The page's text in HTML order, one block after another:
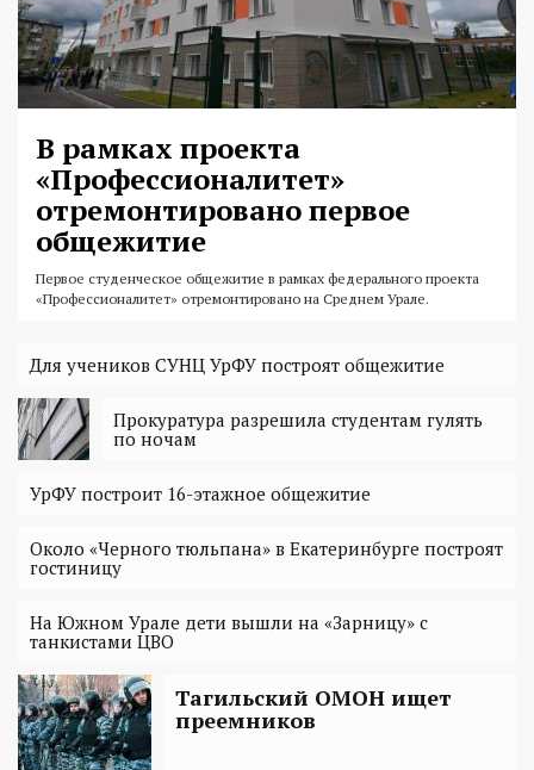
В рамках проекта
«Профессионалитет»
отремонтировано первое
общежитие
Первое студенческое общежитие в рамках федерального проекта
«Профессионалитет» отремонтировано на Среднем Урале.
Для учеников СУНЦ УрФУ построят общежитие
Прокуратура разрешила студентам гулять
по ночам
УрФУ построит 16-этажное общежитие
Около «Черного тюльпана» в Екатеринбурге построят
гостиницу
На Южном Урале дети вышли на «Зарницу» с
танкистами ЦВО
Тагильский ОМОН ищет
преемников